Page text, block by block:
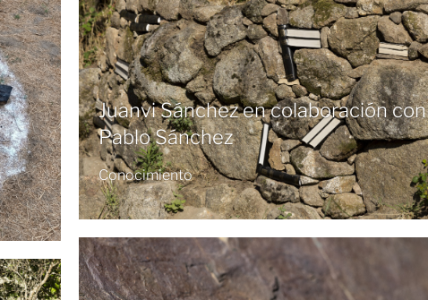
Juanvi Sánchez en colaboración con
Pablo Sánchez
Conocimiento